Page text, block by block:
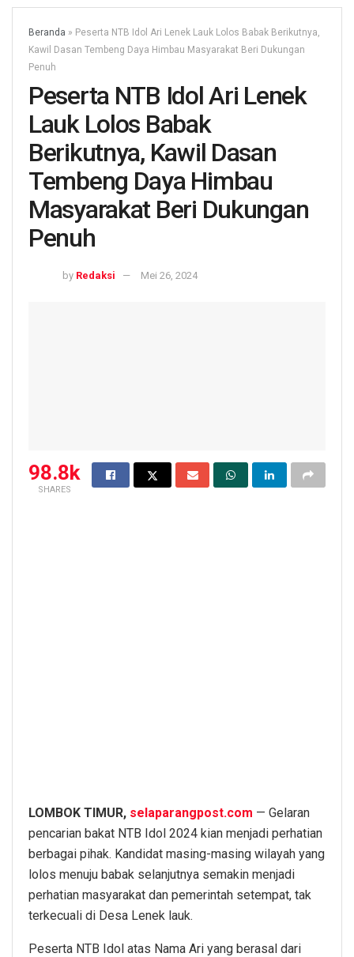
Beranda » Peserta NTB Idol Ari Lenek Lauk Lolos Babak Berikutnya,
Kawil Dasan Tembeng Daya Himbau Masyarakat Beri Dukungan
Penuh
Peserta NTB Idol Ari Lenek
Lauk Lolos Babak
Berikutnya, Kawil Dasan
Tembeng Daya Himbau
Masyarakat Beri Dukungan
Penuh
by Redaksi Mei 26, 2024
98.8k
SHARES
LOMBOK TIMUR, selaparangpost.com — Gelaran
pencarian bakat NTB Idol 2024 kian menjadi perhatian
berbagai pihak. Kandidat masing-masing wilayah yang
lolos menuju babak selanjutnya semakin menjadi
perhatian masyarakat dan pemerintah setempat, tak
terkecuali di Desa Lenek lauk.
Peserta NTB Idol atas Nama Ari yang berasal dari